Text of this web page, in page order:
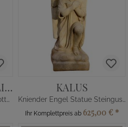
MADONNA DIE SEELIGE
Bronze Figur Maria Mutter Gottes
KALUS
Kniender Engel Statue Steinguss
Ihr Komplettpreis ab 625,00 € *